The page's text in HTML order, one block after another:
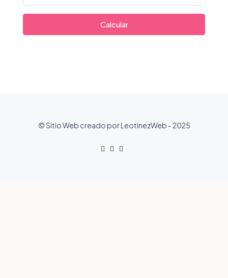
Calcular
© Sitio Web creado por LeotinezWeb - 2025